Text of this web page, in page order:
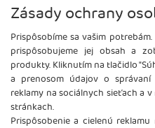
Zásady ochrany
Prispôsobíme sa vašim
prispôsobujeme jej obsah a
produkty. Kliknutím na tlačidlo
a prenosom údajov o
reklamy na sociálnych sieťach a
stránkach.
Prispôsobenie a cielenú